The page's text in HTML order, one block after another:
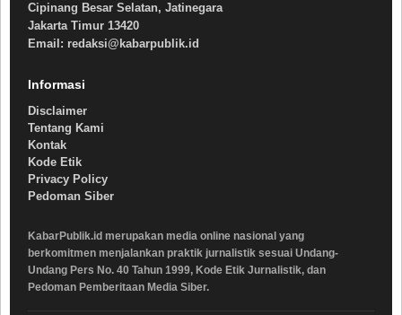
Cipinang Besar Selatan, Jatinegara
Jakarta Timur 13420
Email: redaksi@kabarpublik.id
Informasi
Disclaimer
Tentang Kami
Kontak
Kode Etik
Privacy Policy
Pedoman Siber
KabarPublik.id merupakan media online nasional yang
berkomitmen menjalankan praktik jurnalistik sesuai Undang-
Undang Pers No. 40 Tahun 1999, Kode Etik Jurnalistik, dan
Pedoman Pemberitaan Media Siber.